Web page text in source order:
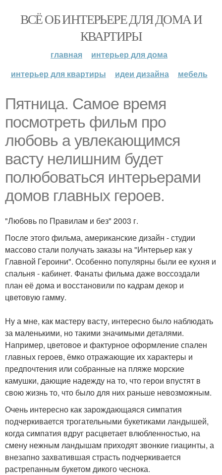
ВСЁ ОБ ИНТЕРЬЕРЕ ДЛЯ ДОМА И
КВАРТИРЫ
главная
интерьер для дома
интерьер для квартиры
идеи дизайна мебель
Пятница. Самое время
посмотреть фильм про
любовь а увлекающимся
васту нелишним будет
полюбоваться интерьерами
домов главных героев.
"Любовь по Правилам и без" 2003 г.
После этого фильма, американские дизайн - студии
массово стали получать заказы на "Интерьер как у
Главной Героини". Особенно популярны были ее кухня и
спальня - кабинет. Фанаты фильма даже воссоздали
план её дома и восстановили по кадрам декор и
цветовую гамму.
Ну а мне, как мастеру васту, интересно было наблюдать
за маленькими, но такими значимыми деталями.
Например, цветовое и фактурное оформление спален
главных героев, ёмко отражающие их характеры и
предпочтения или собранные на пляже морские
камушки, дающие надежду на то, что герои впустят в
свою жизнь то, что было для них раньше невозможным.
Очень интересно как зарождающаяся симпатия
подчеркивается трогательными букетиками ландышей,
когда симпатия вдруг расцветает влюбленностью, на
смену нежным ландышам приходят звонкие гиацинты, а
внезапно захватившая страсть подчеркивается
растрепанным букетом дикого чеснока.